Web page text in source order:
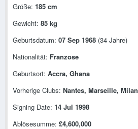
Größe: 185 cm
Gewicht: 85 kg
Geburtsdatum: 07 Sep 1968 (34 Jahre)
Nationalität: Franzose
Geburtsort: Accra, Ghana
Vorherige Clubs: Nantes, Marseille, Milan
Signing Date: 14 Jul 1998
Ablösesumme: £4,600,000